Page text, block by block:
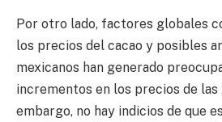
Por otro lado, factores globales
los precios del cacao y posibles
mexicanos han generado
incrementos en los precios de las
embargo, no hay indicios de que